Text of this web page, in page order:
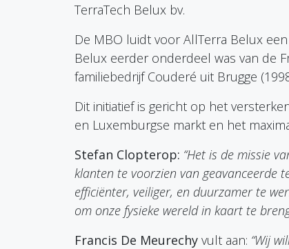
TerraTech Belux bv.
De MBO luidt voor AllTerra Belux
Belux eerder onderdeel was van de
familiebedrijf Couderé uit Brugge
Dit initiatief is gericht op het
en Luxemburgse markt en het
Stefan Clopterop: “Het is de missie
klanten te voorzien van geavanceerde
efficiënter, veiliger, en duurzamer te
om onze fysieke wereld in kaart te
Francis De Meurechy vult aan: “Wij